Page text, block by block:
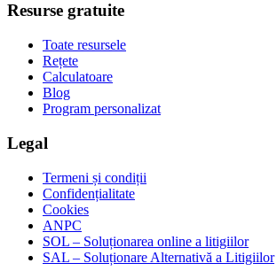
Resurse gratuite
Toate resursele
Rețete
Calculatoare
Blog
Program personalizat
Legal
Termeni și condiții
Confidențialitate
Cookies
ANPC
SOL – Soluționarea online a litigiilor
SAL – Soluționare Alternativă a Litigiilor